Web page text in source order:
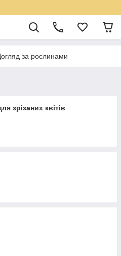
за рослинами
зрізаних квітів